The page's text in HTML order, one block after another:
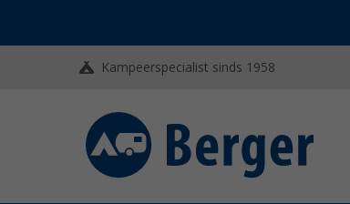
Kampeerspecialist sinds 1958